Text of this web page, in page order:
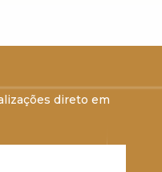
direto em